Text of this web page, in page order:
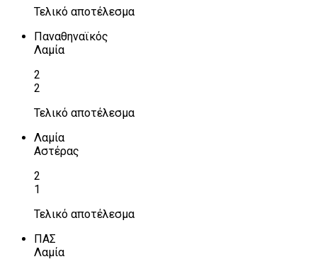
Τελικό αποτέλεσμα
Παναθηναϊκός
Λαμία
2
2
Τελικό αποτέλεσμα
Λαμία
Αστέρας
2
1
Τελικό αποτέλεσμα
ΠΑΣ
Λαμία